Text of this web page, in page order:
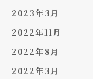
2023年3月
2022年11月
2022年8月
2022年3月